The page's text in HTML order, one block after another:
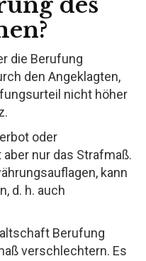
die Berufung
den Angeklagten,
nicht höher
oder
nur das Strafmaß.
kann
d. h. auch
Berufung
verschlechtern. Es